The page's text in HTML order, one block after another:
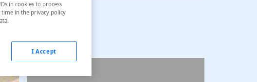
in cookies to process
time in the privacy policy
I Accept